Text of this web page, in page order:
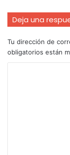
Deja una
Tu dirección de
obligatorios están